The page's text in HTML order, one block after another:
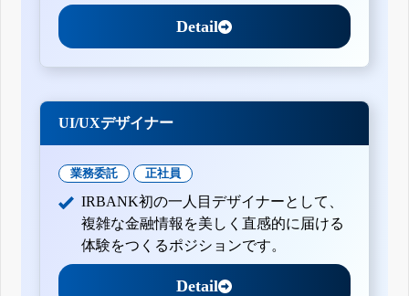
Detail
UI/UXデザイナー
業務委託 正社員
IRBANK初の一人目デザイナーとして、
複雑な金融情報を美しく直感的に届ける
体験をつくるポジションです。
Detail